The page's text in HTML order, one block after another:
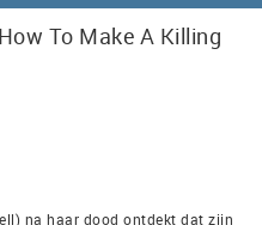
To Make A Killing
na haar dood ontdekt dat zijn